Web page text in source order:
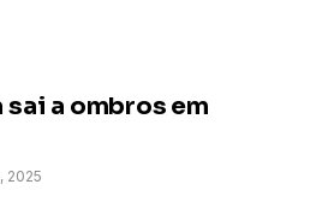
a ombros em
2025